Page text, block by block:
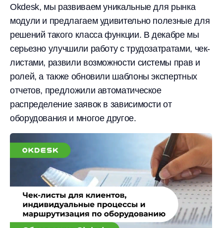
Okdesk, мы развиваем уникальные для рынка
модули и предлагаем удивительно полезные для
решений такого класса функции. В декабре мы
серьезно улучшили работу с трудозатратами, чек-
листами, развили возможности системы прав и
ролей, а также обновили шаблоны экспертных
отчетов, предложили автоматическое
распределение заявок в зависимости от
оборудования и многое другое.